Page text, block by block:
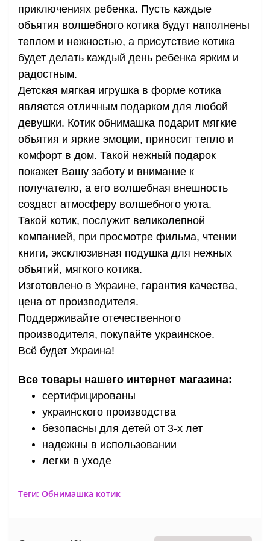
приключениях ребенка. Пусть каждые
объятия волшебного котика будут наполнены
теплом и нежностью, а присутствие котика
будет делать каждый день ребенка ярким и
радостным.
Детская мягкая игрушка в форме котика
является отличным подарком для любой
девушки. Котик обнимашка подарит мягкие
объятия и яркие эмоции, приносит тепло и
комфорт в дом. Такой нежный подарок
покажет Вашу заботу и внимание к
получателю, а его волшебная внешность
создаст атмосферу волшебного уюта.
Такой котик, послужит великолепной
компанией, при просмотре фильма, чтении
книги, эксклюзивная подушка для нежных
объятий, мягкого котика.
Изготовлено в Украине, гарантия качества,
цена от производителя.
Поддерживайте отечественного
производителя, покупайте украинское.
Всё будет Украина!
Все товары нашего интернет магазина:
сертифицированы
украинского производства
безопасны для детей от 3-х лет
надежны в использовании
легки в уходе
Теги: Обнимашка котик